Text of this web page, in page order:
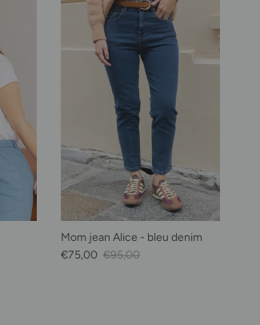
Mom jean Alice - bleu denim
Prix soldé
€75,00 Prix habituel
€95,00